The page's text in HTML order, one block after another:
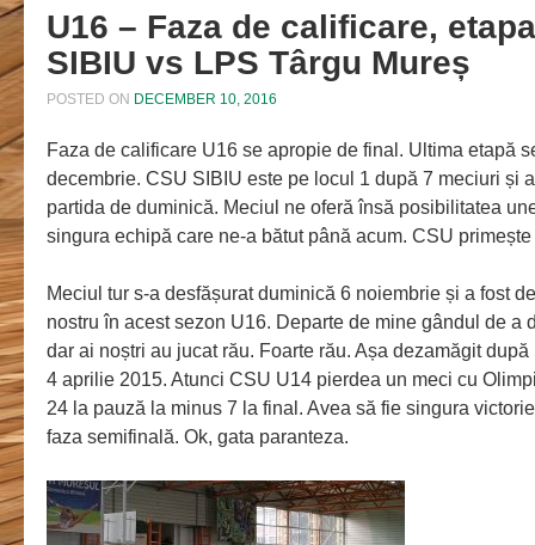
U16 – Faza de calificare,
SIBIU vs LPS Târgu Mureș
POSTED ON DECEMBER 10, 2016
Faza de calificare U16 se apropie de final. Ultima etapă
decembrie. CSU SIBIU este pe locul 1 după 7 meciuri și
partida de duminică. Meciul ne oferă însă posibilitatea
singura echipă care ne-a bătut până acum. CSU
Meciul tur s-a desfășurat duminică 6 noiembrie și a fost
nostru în acest sezon U16. Departe de mine gândul de a
dar ai noștri au jucat rău. Foarte rău. Așa dezamăgit
4 aprilie 2015. Atunci CSU U14 pierdea un meci cu
24 la pauză la minus 7 la final. Avea să fie singura
faza semifinală. Ok, gata paranteza.